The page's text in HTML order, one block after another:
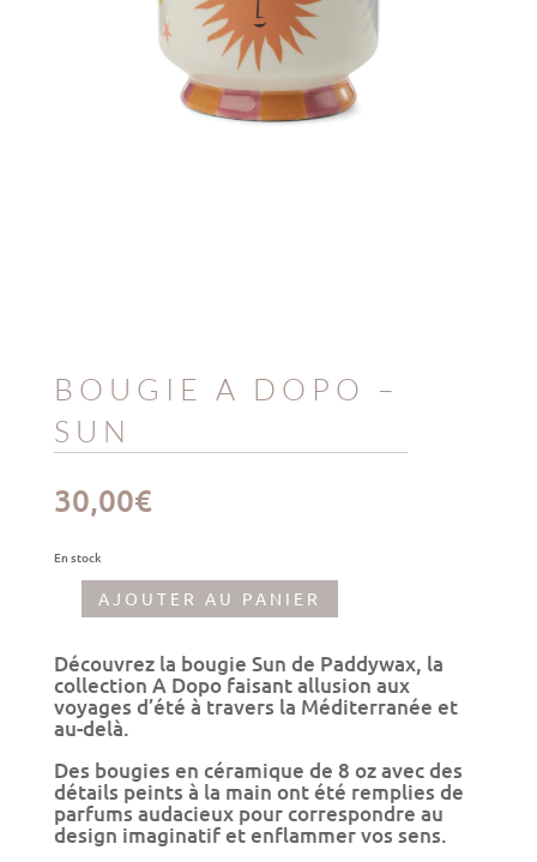
BOUGIE A DOPO –
SUN
30,00€
En stock
quantité
A
dopo
-
Sun
AJOUTER AU PANIER
Découvrez la bougie Sun de Paddywax, la
collection A Dopo faisant allusion aux
voyages d’été à travers la Méditerranée et
au-delà.
Des bougies en céramique de 8 oz avec des
détails peints à la main ont été remplies de
parfums audacieux pour correspondre au
design imaginatif et enflammer vos sens.